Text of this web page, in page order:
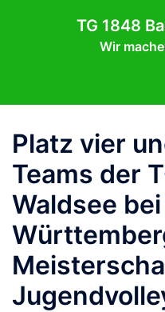
TG 1848
Wir
Platz vier
Teams der
Waldsee